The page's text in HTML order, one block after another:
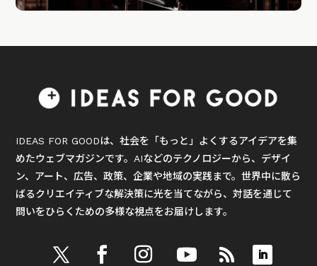
IDEAS FOR GOODは、社会を「もっと」よくするアイデアを集
めたウェブマガジンです。AIなどのテクノロジーから、デザイ
ン、アート、広告、政策、企業や地域の実践まで。世界中に散ら
ばるクリエイティブな解決策に光を当てながら、対話を通じて
問いをひらくための多様な視点をお届けします。